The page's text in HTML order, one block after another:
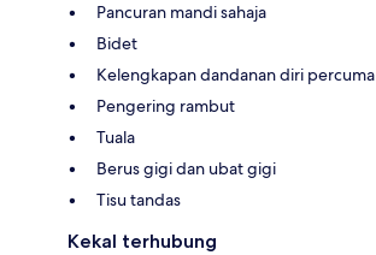
Pancuran mandi sahaja
Bidet
Kelengkapan dandanan diri percuma
Pengering rambut
Tuala
Berus gigi dan ubat gigi
Tisu tandas
Kekal terhubung